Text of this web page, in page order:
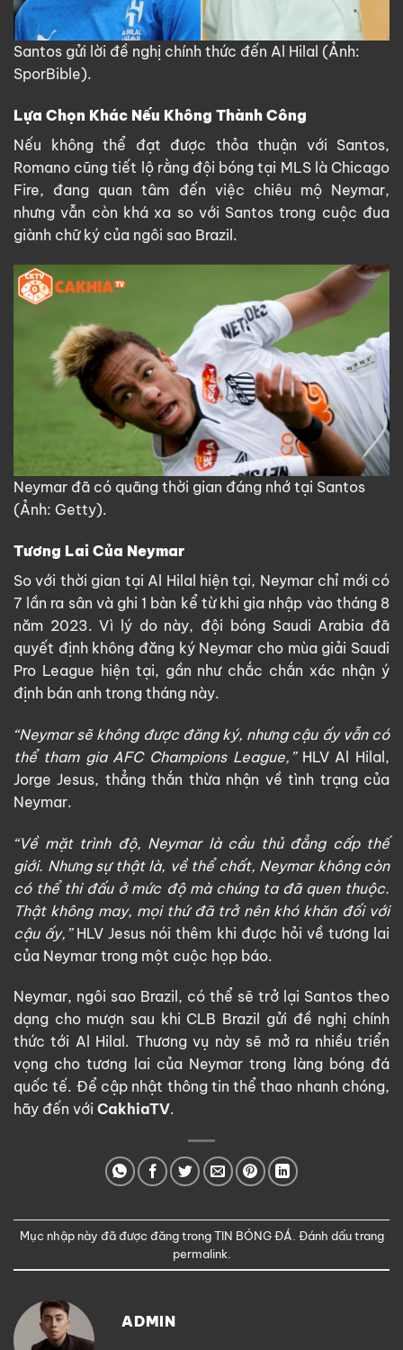
Santos gửi lời đề nghị chính thức đến Al Hilal (Ảnh:
SporBible).
Lựa Chọn Khác Nếu Không Thành Công
Nếu không thể đạt được thỏa thuận với Santos,
Romano cũng tiết lộ rằng đội bóng tại MLS là Chicago
Fire, đang quan tâm đến việc chiêu mộ Neymar,
nhưng vẫn còn khá xa so với Santos trong cuộc đua
giành chữ ký của ngôi sao Brazil.
Neymar đã có quãng thời gian đáng nhớ tại Santos
(Ảnh: Getty).
Tương Lai Của Neymar
So với thời gian tại Al Hilal hiện tại, Neymar chỉ mới có
7 lần ra sân và ghi 1 bàn kể từ khi gia nhập vào tháng 8
năm 2023. Vì lý do này, đội bóng Saudi Arabia đã
quyết định không đăng ký Neymar cho mùa giải Saudi
Pro League hiện tại, gần như chắc chắn xác nhận ý
định bán anh trong tháng này.
“Neymar sẽ không được đăng ký, nhưng cậu ấy vẫn có
thể tham gia AFC Champions League,”HLV Al Hilal,
Jorge Jesus, thẳng thắn thừa nhận về tình trạng của
Neymar.
“Về mặt trình độ, Neymar là cầu thủ đẳng cấp thế
giới. Nhưng sự thật là, về thể chất, Neymar không còn
có thể thi đấu ở mức độ mà chúng ta đã quen thuộc.
Thật không may, mọi thứ đã trở nên khó khăn đối với
cậu ấy,” HLV Jesus nói thêm khi được hỏi về tương lai
của Neymar trong một cuộc họp báo.
Neymar, ngôi sao Brazil, có thể sẽ trở lại Santos theo
dạng cho mượn sau khi CLB Brazil gửi đề nghị chính
thức tới Al Hilal. Thương vụ này sẽ mở ra nhiều triển
vọng cho tương lai của Neymar trong làng bóng đá
quốc tế. Để cập nhật thông tin thể thao nhanh chóng,
hãy đến với CakhiaTV.
Mục nhập này đã được đăng trongTIN BÓNG ĐÁ . Đánh dấu trang
permalink.
ADMIN